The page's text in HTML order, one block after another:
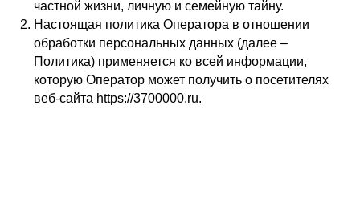
частной жизни, личную и семейную тайну.
Настоящая политика Оператора в отношении
обработки персональных данных (далее –
Политика) применяется ко всей информации,
которую Оператор может получить о посетителях
веб-сайта https://3700000.ru.